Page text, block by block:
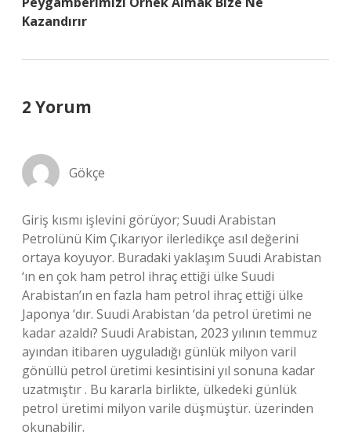
Kazandırır
2 Yorum
Gökçe
Giriş kısmı işlevini görüyor; Suudi Arabistan
Petrolünü Kim Çıkarıyor ilerledikçe asıl değerini
ortaya koyuyor. Buradaki yaklaşım Suudi Arabistan
‘ın en çok ham petrol ihraç ettiği ülke Suudi
Arabistan’ın en fazla ham petrol ihraç ettiği ülke
Japonya ‘dır. Suudi Arabistan ‘da petrol üretimi ne
kadar azaldı? Suudi Arabistan, 2023 yılının temmuz
ayından itibaren uyguladığı günlük milyon varil
gönüllü petrol üretimi kesintisini yıl sonuna kadar
uzatmıştır . Bu kararla birlikte, ülkedeki günlük
petrol üretimi milyon varile düşmüştür. üzerinden
okunabilir.